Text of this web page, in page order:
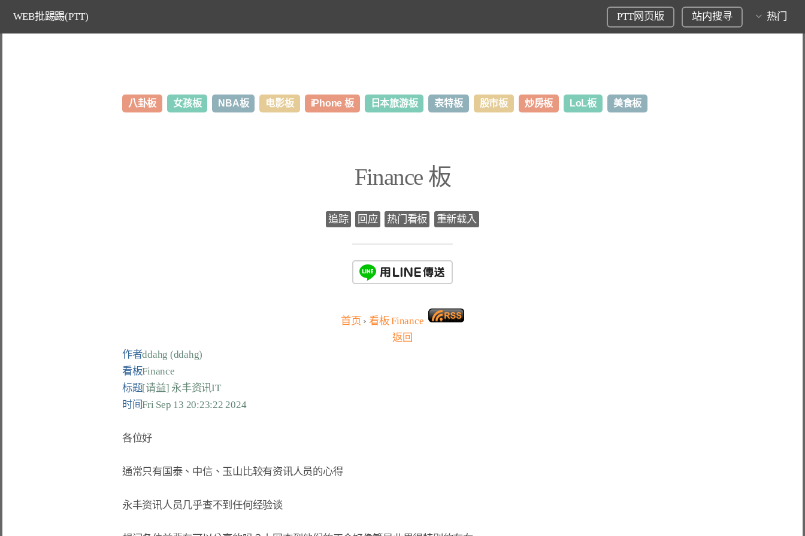
WEB批踢踢(PTT) PTT网页版 站内搜寻 热门
八卦板 女孩板 NBA板 电影板 iPhone 板 日本旅游板 表特板 股市板 炒房板 LoL板 美食板
Finance 板
追踪 回应 热门看板 重新载入
首页 › 看板Finance
返回
作者ddahg (ddahg)
看板Finance
标题[请益] 永丰资讯IT
时间Fri Sep 13 20:23:22 2024
各位好
通常只有国泰、中信、玉山比较有资讯人员的心得
永丰资讯人员几乎查不到任何经验谈